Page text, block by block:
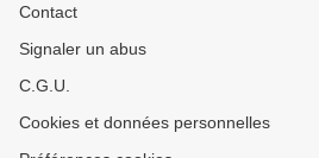
Contact
Signaler un abus
C.G.U.
Cookies et données personnelles